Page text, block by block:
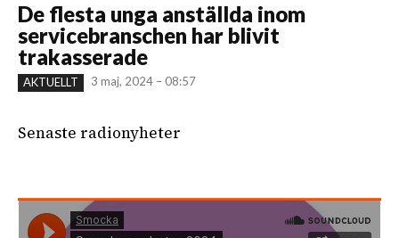
De flesta unga anställda inom
servicebranschen har blivit
trakasserade
AKTUELLT 3 maj, 2024 – 08:57
Senaste radionyheter